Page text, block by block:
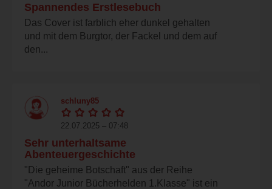
Spannendes Erstlesebuch
Das Cover ist farblich eher dunkel gehalten
und mit dem Burgtor, der Fackel und dem auf
den...
schluny85
22.07.2025 – 07:48
Sehr unterhaltsame
Abenteuergeschichte
"Die geheime Botschaft" aus der Reihe
"Andor Junior Bücherhelden 1.Klasse" ist ein